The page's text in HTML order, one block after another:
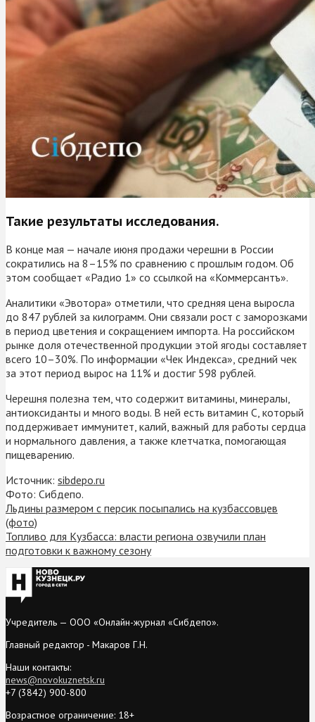
Такие результаты исследования.
В конце мая — начале июня продажи черешни в России
сократились на 8–15% по сравнению с прошлым годом. Об
этом сообщает «Радио 1» со ссылкой на «Коммерсантъ».
Аналитики «Эвотора» отметили, что средняя цена выросла
до 847 рублей за килограмм. Они связали рост с заморозками
в период цветения и сокращением импорта. На российском
рынке доля отечественной продукции этой ягоды составляет
всего 10–30%. По информации «Чек Индекса», средний чек
за этот период вырос на 11% и достиг 598 рублей.
Черешня полезна тем, что содержит витамины, минералы,
антиоксиданты и много воды. В ней есть витамин C, который
поддерживает иммунитет, калий, важный для работы сердца
и нормального давления, а также клетчатка, помогающая
пищеварению.
Источник: sibdepo.ru
Фото: Сибдепо.
Льдины размером с персик посыпались на кузбассовцев
(фото)
Топливо для Кузбасса: власти региона озвучили план
подготовки к важному сезону
Учредитель — ООО «Онлайн-журнал «Сибдепо».
Главный редактор - Макаров Г.Н.
Наши контакты:
news@novokuznetsk.ru
+7 (3842) 900-800
Возрастное ограничение: 18+